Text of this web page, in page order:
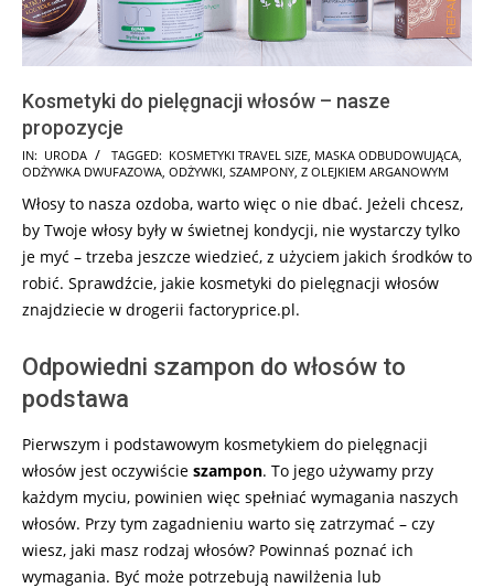
Kosmetyki do pielęgnacji włosów – nasze
propozycje
2025-
07-
25
IN: URODA TAGGED: KOSMETYKI TRAVEL SIZE MASKA ODBUDOWUJĄCA
ODŻYWKA DWUFAZOWA ODŻYWKI SZAMPONY Z OLEJKIEM ARGANOWYM
Włosy to nasza ozdoba, warto więc o nie dbać. Jeżeli chcesz,
by Twoje włosy były w świetnej kondycji, nie wystarczy tylko
je myć – trzeba jeszcze wiedzieć, z użyciem jakich środków to
robić. Sprawdźcie, jakie kosmetyki do pielęgnacji włosów
znajdziecie w drogerii factoryprice.pl.
Odpowiedni szampon do włosów to
podstawa
Pierwszym i podstawowym kosmetykiem do pielęgnacji
włosów jest oczywiście szampon. To jego używamy przy
każdym myciu, powinien więc spełniać wymagania naszych
włosów. Przy tym zagadnieniu warto się zatrzymać – czy
wiesz, jaki masz rodzaj włosów? Powinnaś poznać ich
wymagania. Być może potrzebują nawilżenia lub